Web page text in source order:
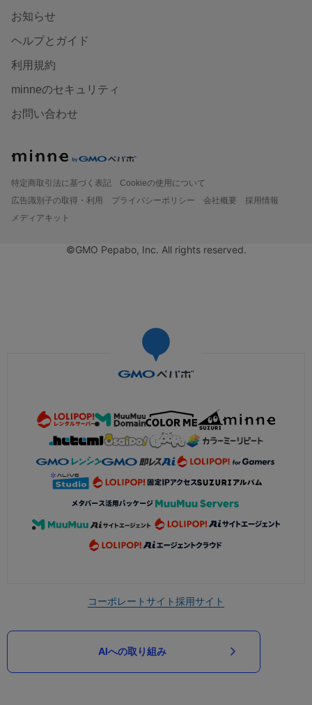
お知らせ
ヘルプとガイド
利用規約
minneのセキュリティ
お問い合わせ
特定商取引法に基づく表記
Cookieの使用について
広告識別子の取得・利用
プライバシーポリシー 会社概要
採用情報
メディアキット
©GMO Pepabo, Inc. All rights reserved.
コーポレートサイト採用サイト
AIへの取り組み